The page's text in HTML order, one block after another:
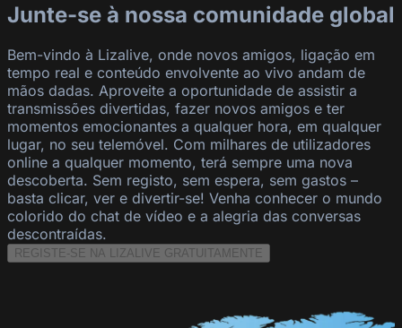
Junte-se à nossa comunidade global
Bem-vindo à Lizalive, onde novos amigos, ligação em
tempo real e conteúdo envolvente ao vivo andam de
mãos dadas. Aproveite a oportunidade de assistir a
transmissões divertidas, fazer novos amigos e ter
momentos emocionantes a qualquer hora, em qualquer
lugar, no seu telemóvel. Com milhares de utilizadores
online a qualquer momento, terá sempre uma nova
descoberta. Sem registo, sem espera, sem gastos –
basta clicar, ver e divertir-se! Venha conhecer o mundo
colorido do chat de vídeo e a alegria das conversas
descontraídas.
REGISTE-SE NA LIZALIVE GRATUITAMENTE